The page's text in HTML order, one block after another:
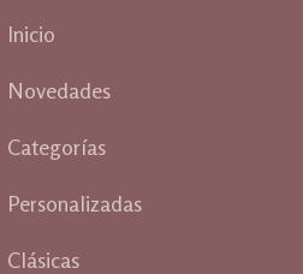
Inicio
Novedades
Categorías
Personalizadas
Clásicas